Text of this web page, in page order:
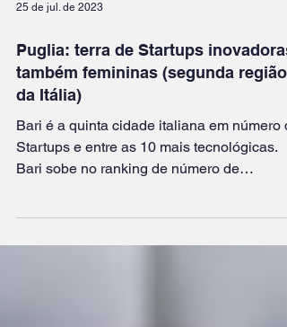
25 de jul. de 2023
Puglia: terra de Startups
também femininas (segunda região
da Itália)
Bari é a quinta cidade italiana em número
startups...